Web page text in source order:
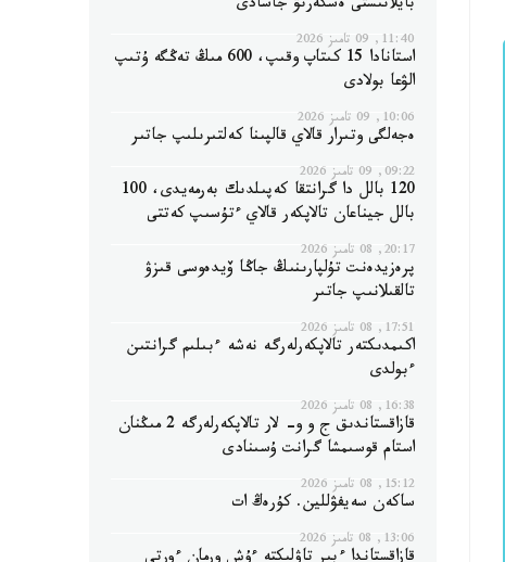
بايلانىستى ەسكەرتۋ جاسادى
11:40, 09 تامىز 2026
استانادا 15 كىتاپ وقىپ، 600 مىڭ تەڭگە ۇتىپ
الۋعا بولادى
10:06, 09 تامىز 2026
ەجەلگى وتىرار قالاي قالپىنا كەلتىرىلىپ جاتىر
09:22, 09 تامىز 2026
120 بالل دا گرانتقا كەپىلدىك بەرمەيدى، 100
بالل جيناعان تالاپكەر قالاي ءتۇسىپ كەتتى
20:17, 08 تامىز 2026
پرەزيدەنت تۇلپارىنىڭ جاڭا ۆيدەوسى قىزۋ
تالقىلانىپ جاتىر
17:51, 08 تامىز 2026
اكىمدىكتەر تالاپكەرلەرگە نەشە ءبىلىم گرانتىن
ءبولدى
16:38, 08 تامىز 2026
قازاقستاندىق ج و و- لار تالاپكەرلەرگە 2 مىڭنان
استام قوسىمشا گرانت ۇسىنادى
15:12, 08 تامىز 2026
ساكەن سەيفۋللين. كۇرەڭ ات
13:06, 08 تامىز 2026